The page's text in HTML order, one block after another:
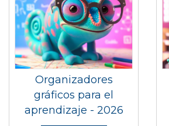
Organizadores
gráficos para el
aprendizaje - 2026